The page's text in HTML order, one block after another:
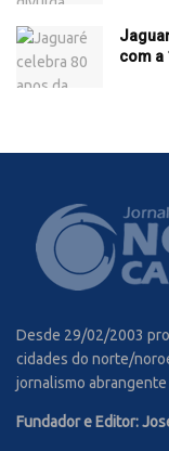
com a
Desde 29/02/2003
cidades do norte/
jornalismo
Fundador e Editor: